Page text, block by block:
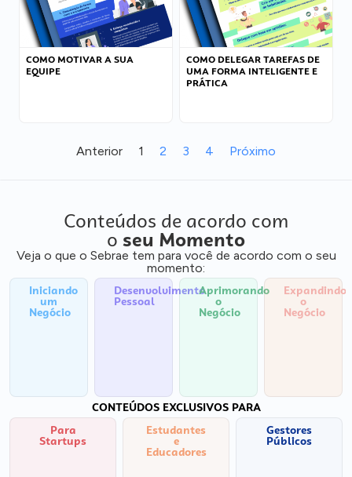
COMO MOTIVAR A SUA
EQUIPE
COMO DELEGAR TAREFAS DE
UMA FORMA INTELIGENTE E
PRÁTICA
Anterior 1 2 3 4 Próximo
Conteúdos de acordo com
o seu Momento
Veja o que o Sebrae tem para você de acordo com o seu
momento:
Iniciando
um
Negócio
Desenvolvimento
Pessoal
Aprimorando
o
Negócio
Expandindo
o
Negócio
CONTEÚDOS EXCLUSIVOS PARA
Para
Startups
Estudantes
e
Educadores
Gestores
Públicos